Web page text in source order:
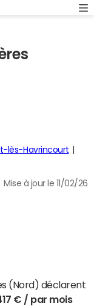
lès-Havrincourt
Mise à jour le 11/02/26
(Nord) déclarent
€ / par mois